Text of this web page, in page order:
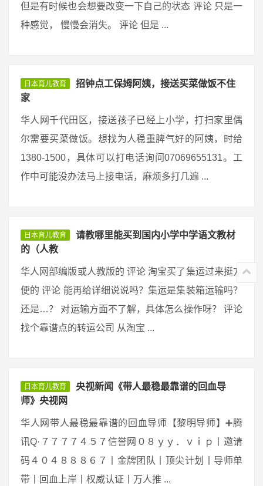
但是有时候也会想要改变一下自己的状态 评论 只是一
种感觉， 慢慢会消失。 评论 但是 ...
日本育儿教育
招钟点工保姆阿姨，接送买菜做饭不住
家
华人网千代田区，接送孩子已经上小学，打扫家里偶
尔需要买菜做饭。想找为人稳重脾气好的阿姨，时给
1380-1500，具体可以打电话询问07069655131。工
作中可能没办法马上接电话，麻烦多打几遍 ...
日本育儿教育
请教哪里能买到国内小学中学语文教材
的（人教
华人网部编版或人教版的 评论 淘宝买了集运过来挺方
便的 评论 能再给详细说说吗？集运是集装箱运输吗？
还是…？ 对运输方面不了解，具体怎么操作呀？ 评论
找个靠谱点的转运公司 从淘宝 ...
日本育儿教育
央视新闻《带人最稳最靠谱的回血导
师》央视网
华人网带人最稳最靠谱的回血导师【黎明导师】➕腾
讯Q·７７７７４５７信誉网０８ｙｙ．ｖｉｐ丨邀请
码４０４８８８６７丨金牌团队丨顶尖计划丨导师单
带丨回血上岸丨权威认证丨万人推 ...